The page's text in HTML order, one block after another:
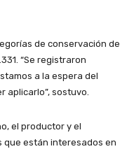
de conservación de
“Se registraron
a la espera del
aplicarlo”, sostuvo.
el productor y el
que están interesados en